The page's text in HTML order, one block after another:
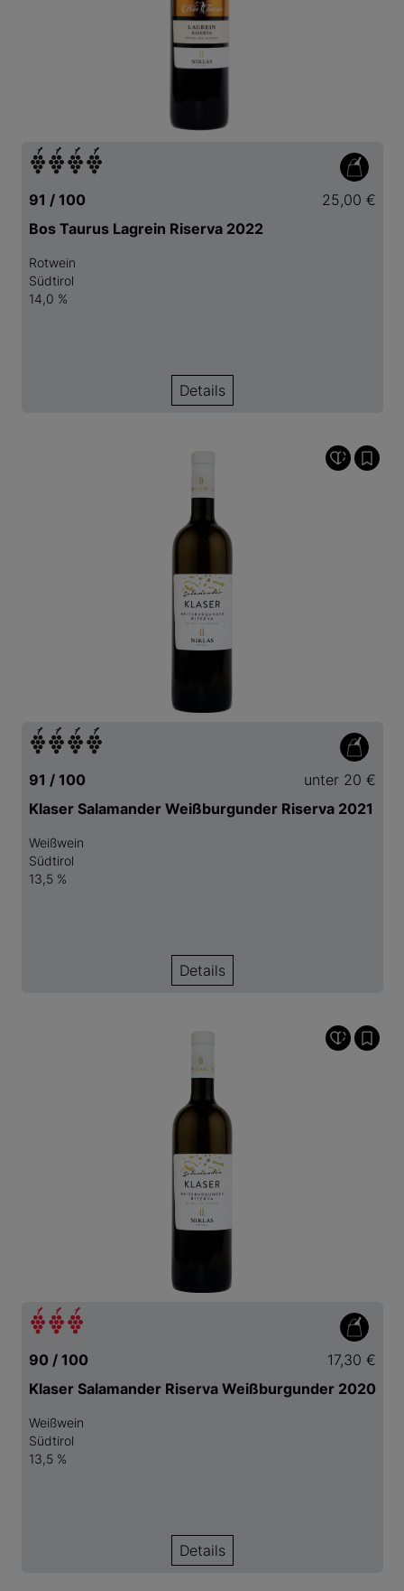
91 / 100
25,00 €
Bos Taurus Lagrein Riserva 2022
Rotwein
Südtirol
14,0 %
Details
91 / 100
unter 20 €
Klaser Salamander Weißburgunder Riserva 2021
Weißwein
Südtirol
13,5 %
Details
90 / 100
17,30 €
Klaser Salamander Riserva Weißburgunder 2020
Weißwein
Südtirol
13,5 %
Details